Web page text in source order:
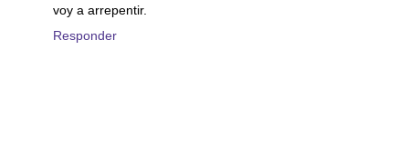
voy a arrepentir.
Responder